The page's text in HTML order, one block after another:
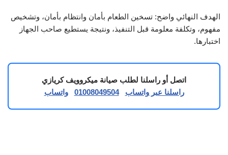
الهدف النهائي واضح: تسخين الطعام بأمان وانتظام بأمان، وتشخيص
مفهوم، وتكلفة معلومة قبل التنفيذ، ونتيجة يستطيع صاحب الجهاز
اختبارها.
اتصل أو راسلنا لطلب صيانة ميكروويف كريازي
راسلنا عبر واتساب
01008049504 واتساب